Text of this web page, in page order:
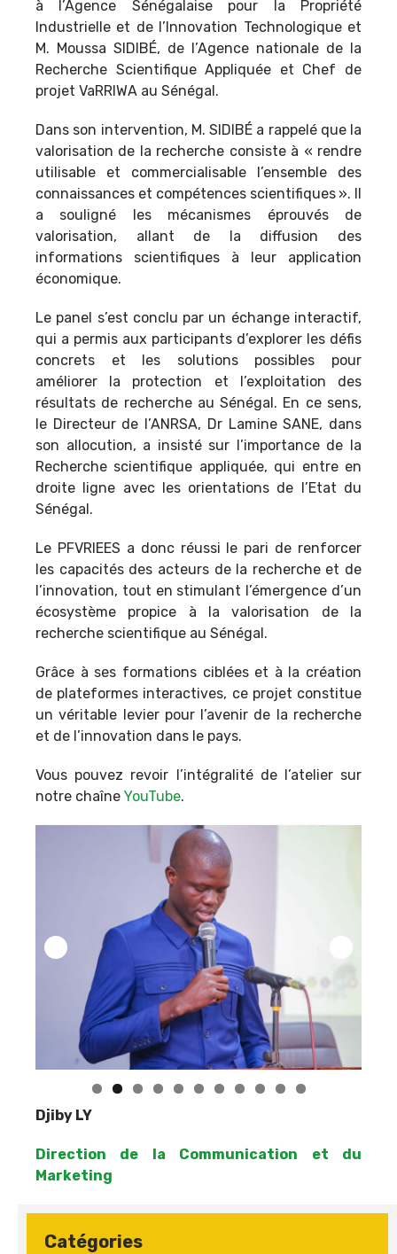
à l’Agence Sénégalaise pour la Propriété
Industrielle et de l’Innovation Technologique et
M. Moussa SIDIBÉ, de l’Agence nationale de la
Recherche Scientifique Appliquée et Chef de
projet VaRRIWA au Sénégal.
Dans son intervention, M. SIDIBÉ a rappelé que la
valorisation de la recherche consiste à « rendre
utilisable et commercialisable l’ensemble des
connaissances et compétences scientifiques ». Il
a souligné les mécanismes éprouvés de
valorisation, allant de la diffusion des
informations scientifiques à leur application
économique.
Le panel s’est conclu par un échange interactif,
qui a permis aux participants d’explorer les défis
concrets et les solutions possibles pour
améliorer la protection et l’exploitation des
résultats de recherche au Sénégal. En ce sens,
le Directeur de l’ANRSA, Dr Lamine SANE, dans
son allocution, a insisté sur l’importance de la
Recherche scientifique appliquée, qui entre en
droite ligne avec les orientations de l’Etat du
Sénégal.
Le PFVRIEES a donc réussi le pari de renforcer
les capacités des acteurs de la recherche et de
l’innovation, tout en stimulant l’émergence d’un
écosystème propice à la valorisation de la
recherche scientifique au Sénégal.
Grâce à ses formations ciblées et à la création
de plateformes interactives, ce projet constitue
un véritable levier pour l’avenir de la recherche
et de l’innovation dans le pays.
Vous pouvez revoir l’intégralité de l’atelier sur
notre chaîne YouTube.
Djiby LY
Direction de la Communication et du
Marketing
Catégories